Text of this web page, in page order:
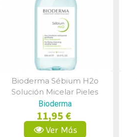
Vista Rápida
Bioderma Sébium H2o
Solución Micelar Pieles
Mixtas-Grasas 250 Ml
Bioderma
11,95 €
Ver Más